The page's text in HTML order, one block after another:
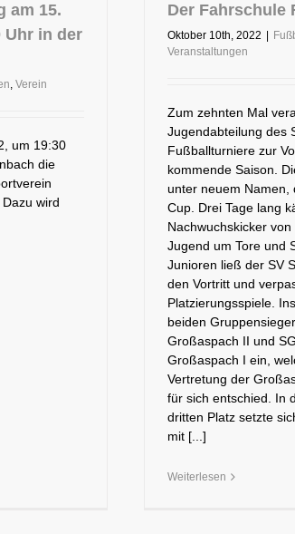
am 15.
Uhr in der
, Verein
um 19:30
die
wird
Der Fahrschule
Oktober 10th, 2022
Veranstaltungen
Zum zehnten Mal
Jugendabteilung des
Fußballturniere zur
kommende Saison.
unter neuem Namen,
Cup. Drei Tage lang
Nachwuchskicker
Jugend um Tore und
Junioren ließ der SV
den Vortritt und
Platzierungsspiele.
beiden
Großaspach II und
Großaspach I ein,
Vertretung der
für sich entschied. In
dritten Platz setzte
mit [...]
Weiterlesen